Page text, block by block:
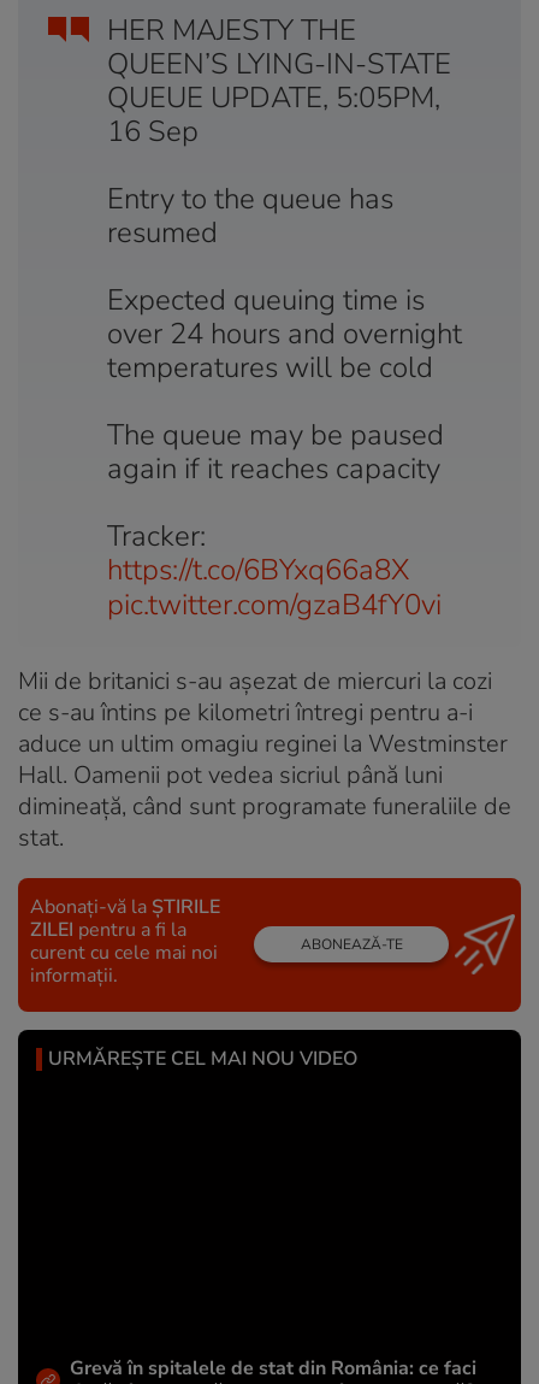
HER MAJESTY THE
QUEEN’S LYING-IN-STATE
QUEUE UPDATE, 5:05PM,
16 Sep
Entry to the queue has
resumed
Expected queuing time is
over 24 hours and overnight
temperatures will be cold
The queue may be paused
again if it reaches capacity
Tracker:
https://t.co/6BYxq66a8X
pic.twitter.com/gzaB4fY0vi
Mii de britanici s-au așezat de miercuri la cozi
ce s-au întins pe kilometri întregi pentru a-i
aduce un ultim omagiu reginei la Westminster
Hall. Oamenii pot vedea sicriul până luni
dimineață, când sunt programate funeraliile de
stat.
Abonați-vă la ȘTIRILE
ZILEI pentru a fi la
curent cu cele mai noi
informații.
ABONEAZĂ-TE
URMĂREȘTE CEL MAI NOU VIDEO
Grevă în spitalele de stat din România: ce faci